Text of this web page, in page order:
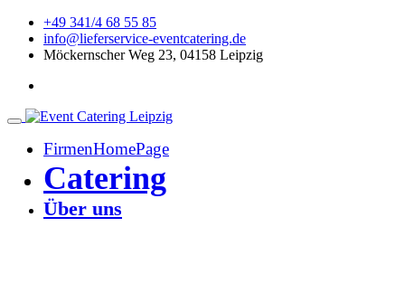
+49 341/4 68 55 85
info@lieferservice-eventcatering.de
Möckernscher Weg 23, 04158 Leipzig
FirmenHomePage
Catering
Über uns